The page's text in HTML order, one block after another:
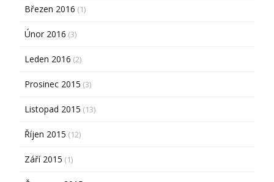
Březen 2016 (1)
Únor 2016 (3)
Leden 2016 (2)
Prosinec 2015 (3)
Listopad 2015 (13)
Říjen 2015 (12)
Září 2015 (1)